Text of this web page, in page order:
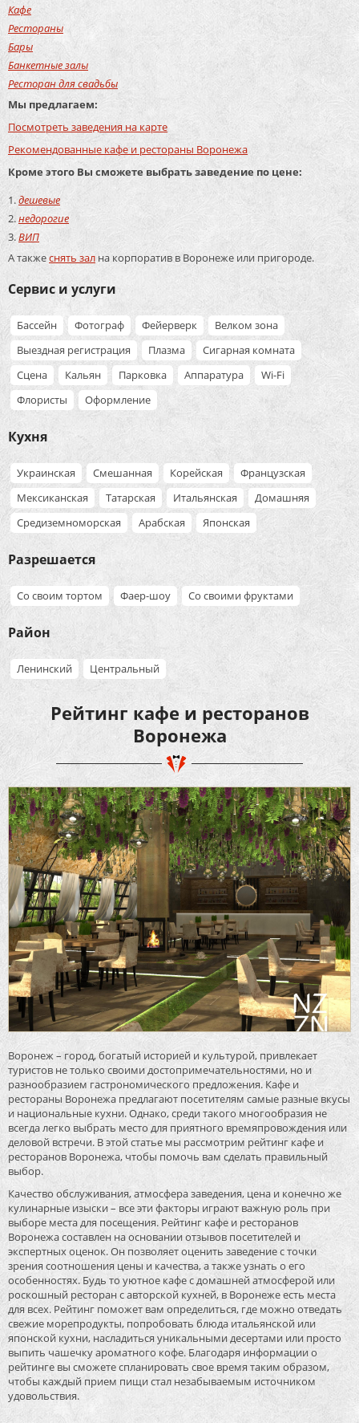
Кафе
Рестораны
Бары
Банкетные залы
Ресторан для свадьбы
Мы предлагаем:
Посмотреть заведения на карте
Рекомендованные кафе и рестораны Воронежа
Кроме этого Вы сможете выбрать заведение по цене:
дешевые
недорогие
ВИП
А такжеснять зал на корпоратив в Воронеже или пригороде.
Сервис и услуги
Бассейн Фотограф Фейерверк
Велком зона
Выездная регистрация
Плазма
Сигарная комната
Сцена
Кальян Парковка Аппаратура
Wi-Fi
Флористы
Оформление
Кухня
Украинская Смешанная Корейская
Французская
Мексиканская
Татарская Итальянская
Домашняя
Средиземноморская
Арабская Японская
Разрешается
Со своим тортом Фаер-шоу Со своими фруктами
Район
Ленинский Центральный
Рейтинг кафе и ресторанов
Воронежа
Воронеж – город, богатый историей и культурой, привлекает
туристов не только своими достопримечательностями, но и
разнообразием гастрономического предложения. Кафе и
рестораны Воронежа предлагают посетителям самые разные вкусы
и национальные кухни. Однако, среди такого многообразия не
всегда легко выбрать место для приятного времяпровождения или
деловой встречи. В этой статье мы рассмотрим рейтинг кафе и
ресторанов Воронежа, чтобы помочь вам сделать правильный
выбор.
Качество обслуживания, атмосфера заведения, цена и конечно же
кулинарные изыски – все эти факторы играют важную роль при
выборе места для посещения. Рейтинг кафе и ресторанов
Воронежа составлен на основании отзывов посетителей и
экспертных оценок. Он позволяет оценить заведение с точки
зрения соотношения цены и качества, а также узнать о его
особенностях. Будь то уютное кафе с домашней атмосферой или
роскошный ресторан с авторской кухней, в Воронеже есть места
для всех. Рейтинг поможет вам определиться, где можно отведать
свежие морепродукты, попробовать блюда итальянской или
японской кухни, насладиться уникальными десертами или просто
выпить чашечку ароматного кофе. Благодаря информации о
рейтинге вы сможете спланировать свое время таким образом,
чтобы каждый прием пищи стал незабываемым источником
удовольствия.